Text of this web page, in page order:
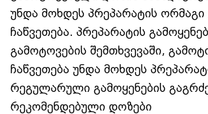
უნდა მოხდეს პრეპარატის
ჩაწვეთება. პრეპარატის
გამოტოვების შემთხვევაში,
ჩაწვეთება უნდა მოხდეს
რეგულარული გამოყენების
რეკომენდებული დოზები